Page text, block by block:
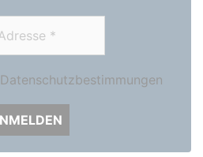
Datenschutzbestimmungen